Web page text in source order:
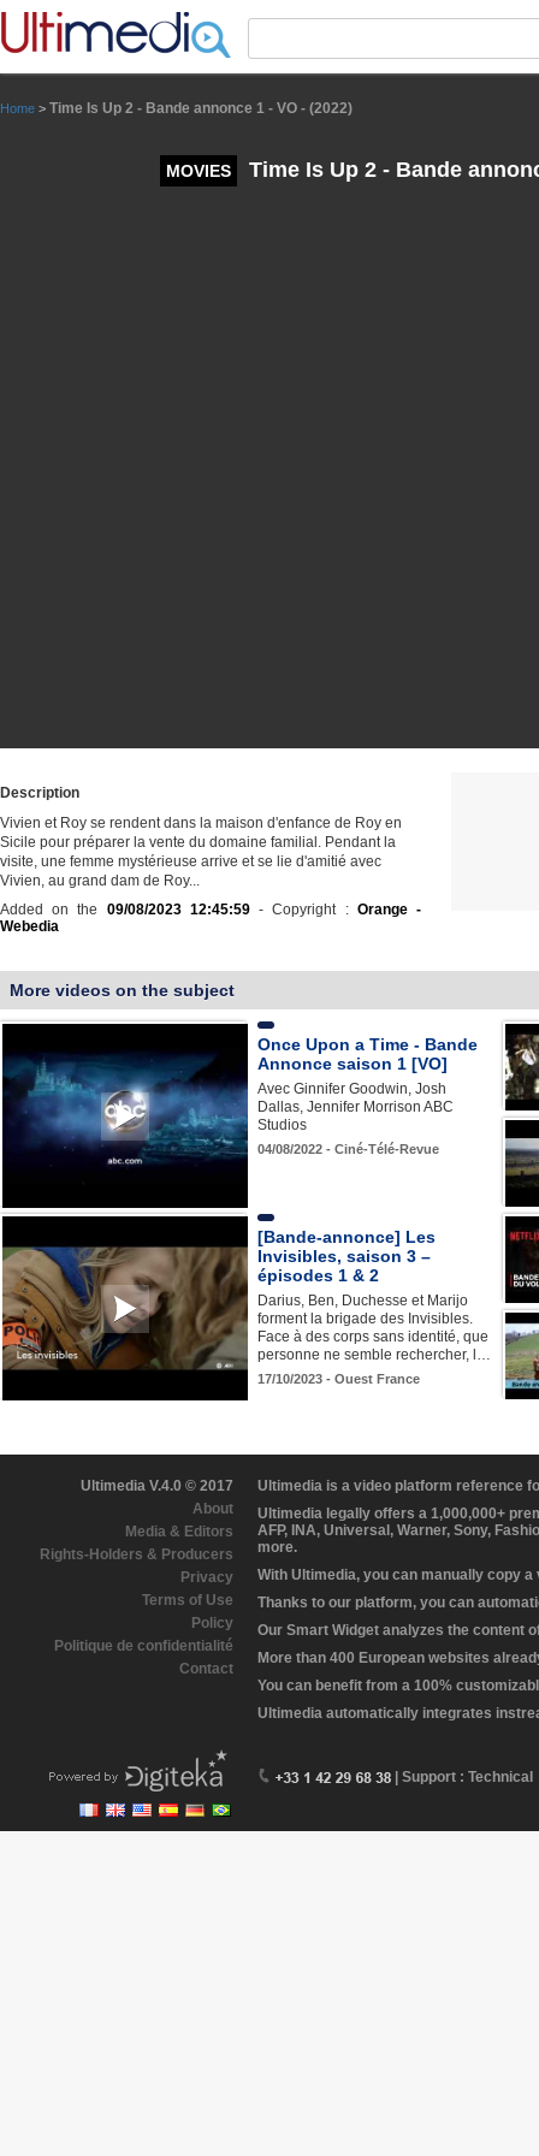
Home > Time Is Up 2 - Bande annonce 1 - VO - (2022)
MOVIES Time Is Up 2 - Bande
Description
Vivien et Roy se rendent dans la maison d'enfance de Roy en
Sicile pour préparer la vente du domaine familial. Pendant la
visite, une femme mystérieuse arrive et se lie d'amitié avec
Vivien, au grand dam de Roy...
Added on the 09/08/2023 12:45:59- Copyright : Orange -
Webedia
More videos on the subject
Once Upon a Time - Bande
Annonce saison 1 [VO]
Avec Ginnifer Goodwin, Josh
Dallas, Jennifer Morrison ABC
Studios
04/08/2022 - Ciné-Télé-Revue
[Bande-annonce] Les
Invisibles, saison 3 –
épisodes 1 & 2
Darius, Ben, Duchesse et Marijo
forment la brigade des Invisibles.
Face à des corps sans identité, que
personne ne semble rechercher, l…
17/10/2023 - Ouest France
Ultimedia V.4.0 © 2017
About
Media & Editors
Rights-Holders & Producers
Privacy
Terms of Use
Policy
Politique de confidentialité
Contact
Ultimedia is a video platform reference
Ultimedia legally offers a 1,000,000+
AFP, INA, Universal, Warner, Sony,
more.
With Ultimedia, you can manually copy
Thanks to our platform, you can
Our Smart Widget analyzes the content
More than 400 European websites
You can benefit from a 100%
Ultimedia automatically integrates
| Support : Technical
Panneau de gestion des cookies